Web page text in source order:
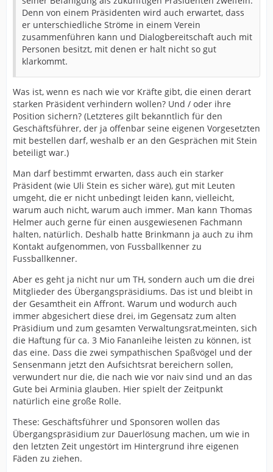
Denn von einem Präsidenten wird auch erwartet, dass
er unterschiedliche Ströme in einem Verein
zusammenführen kann und Dialogbereitschaft auch mit
Personen besitzt, mit denen er halt nicht so gut
klarkommt.
Was ist, wenn es nach wie vor Kräfte gibt, die einen derart
starken Präsident verhindern wollen? Und / oder ihre
Position sichern? (Letzteres gilt bekanntlich für den
Geschäftsführer, der ja offenbar seine eigenen Vorgesetzten
mit bestellen darf, weshalb er an den Gesprächen mit Stein
beteiligt war.)
Man darf bestimmt erwarten, dass auch ein starker
Präsident (wie Uli Stein es sicher wäre), gut mit Leuten
umgeht, die er nicht unbedingt leiden kann, vielleicht,
warum auch nicht, warum auch immer. Man kann Thomas
Helmer auch gerne für einen ausgewiesenen Fachmann
halten, natürlich. Deshalb hatte Brinkmann ja auch zu ihm
Kontakt aufgenommen, von Fussballkenner zu
Fussballkenner.
Aber es geht ja nicht nur um TH, sondern auch um die drei
Mitglieder des Übergangspräsidiums. Das ist und bleibt in
der Gesamtheit ein Affront. Warum und wodurch auch
immer abgesichert diese drei, im Gegensatz zum alten
Präsidium und zum gesamten Verwaltungsrat,meinten, sich
die Haftung für ca. 3 Mio Fananleihe leisten zu können, ist
das eine. Dass die zwei sympathischen Spaßvögel und der
Sensenmann jetzt den Aufsichtsrat bereichern sollen,
verwundert nur die, die nach wie vor naiv sind und an das
Gute bei Arminia glauben. Hier spielt der Zeitpunkt
natürlich eine große Rolle.
These: Geschäftsführer und Sponsoren wollen das
Übergangspräsidium zur Dauerlösung machen, um wie in
den letzten Zeit ungestört im Hintergrund ihre eigenen
Fäden zu ziehen.